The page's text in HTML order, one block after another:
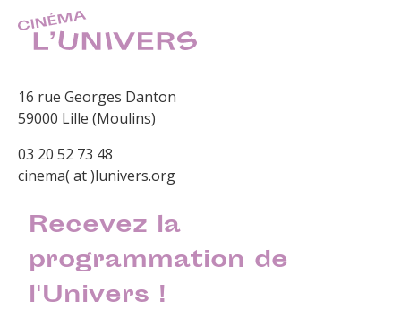
16 rue Georges Danton
59000 Lille (Moulins)
03 20 52 73 48
cinema( at )lunivers.org
Recevez la
programmation de
l'Univers !